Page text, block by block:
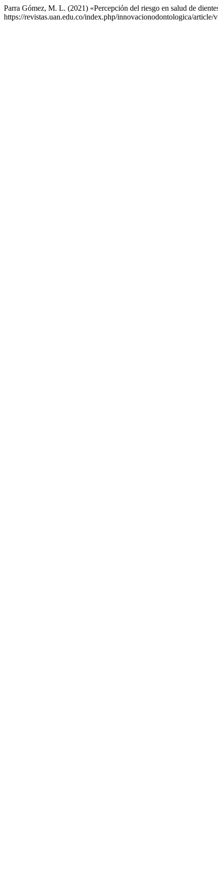
Parra Gómez, M. L. (2021) «Percepción del riesgo en salud de
https://revistas.uan.edu.co/index.php/innovacionodontologica/